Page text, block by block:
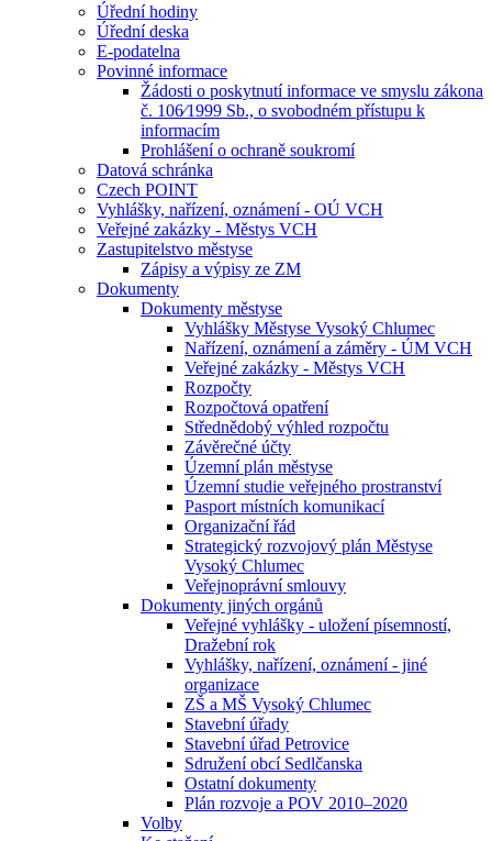
Úřední hodiny
Úřední deska
E-podatelna
Povinné informace
Žádosti o poskytnutí informace ve smyslu zákona
č. 106⁄1999 Sb., o svobodném přístupu k
informacím
Prohlášení o ochraně soukromí
Datová schránka
Czech POINT
Vyhlášky, nařízení, oznámení - OÚ VCH
Veřejné zakázky - Městys VCH
Zastupitelstvo městyse
Zápisy a výpisy ze ZM
Dokumenty
Dokumenty městyse
Vyhlášky Městyse Vysoký Chlumec
Nařízení, oznámení a záměry - ÚM VCH
Veřejné zakázky - Městys VCH
Rozpočty
Rozpočtová opatření
Střednědobý výhled rozpočtu
Závěrečné účty
Územní plán městyse
Územní studie veřejného prostranství
Pasport místních komunikací
Organizační řád
Strategický rozvojový plán Městyse
Vysoký Chlumec
Veřejnoprávní smlouvy
Dokumenty jiných orgánů
Veřejné vyhlášky - uložení písemností,
Dražební rok
Vyhlášky, nařízení, oznámení - jiné
organizace
ZŠ a MŠ Vysoký Chlumec
Stavební úřady
Stavební úřad Petrovice
Sdružení obcí Sedlčanska
Ostatní dokumenty
Plán rozvoje a POV 2010–2020
Volby